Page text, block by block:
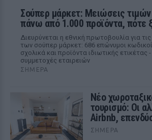
Σούπερ μάρκετ: Μειώσεις
πάνω από 1.000 προϊόντα, πότε
Διευρύνεται η εθνική πρωτοβουλία για
των σούπερ μάρκετ: 686 επώνυμοι
σχολικά και προϊόντα ιδιωτικής ετικέτας
συμμετοχές εταιρειών
ΣΉΜΕΡΑ
Νέο
τουρισμό: Οι
Airbnb,
ΣΉΜΕΡΑ